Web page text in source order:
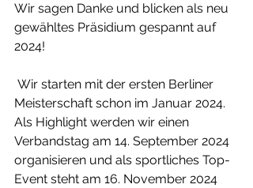
Wir sagen Danke und blicken als neu
gewähltes Präsidium gespannt auf
2024!
Wir starten mit der ersten Berliner
Meisterschaft schon im Januar 2024.
Als Highlight werden wir einen
Verbandstag am 14. September 2024
organisieren und als sportliches Top-
Event steht am 16. November 2024